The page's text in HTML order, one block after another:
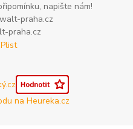
napište nám!
praha.cz
praha.cz